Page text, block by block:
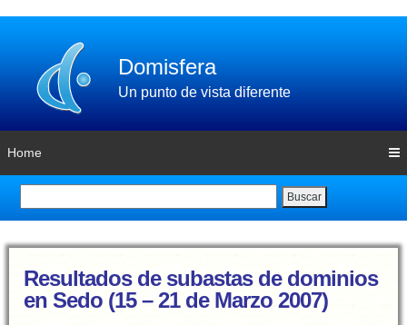
Domisfera
Un punto de vista diferente
Home
Buscar
Resultados de subastas de dominios
en Sedo (15 – 21 de Marzo 2007)